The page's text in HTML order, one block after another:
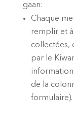
gaan:
Chaque
remplir et
collectées,
par le
de la
formulaire).